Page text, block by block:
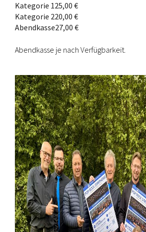
Kategorie 125,00 €
Kategorie 220,00 €
Abendkasse27,00 €
Abendkasse je nach Verfügbarkeit.